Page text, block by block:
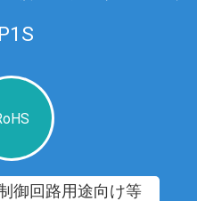
御回路用途向け等